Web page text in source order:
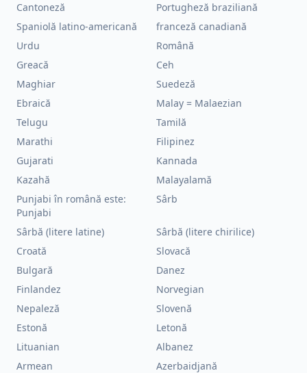
Cantoneză
Portugheză braziliană
Spaniolă latino-americană
franceză canadiană
Urdu
Română
Greacă
Ceh
Maghiar
Suedeză
Ebraică
Malay = Malaezian
Telugu
Tamilă
Marathi
Filipinez
Gujarati
Kannada
Kazahă
Malayalamă
Punjabi în română este:
Punjabi
Sârb
Sârbă (litere latine)
Sârbă (litere chirilice)
Croată
Slovacă
Bulgară
Danez
Finlandez
Norvegian
Nepaleză
Slovenă
Estonă
Letonă
Lituanian
Albanez
Armean
Azerbaidjană